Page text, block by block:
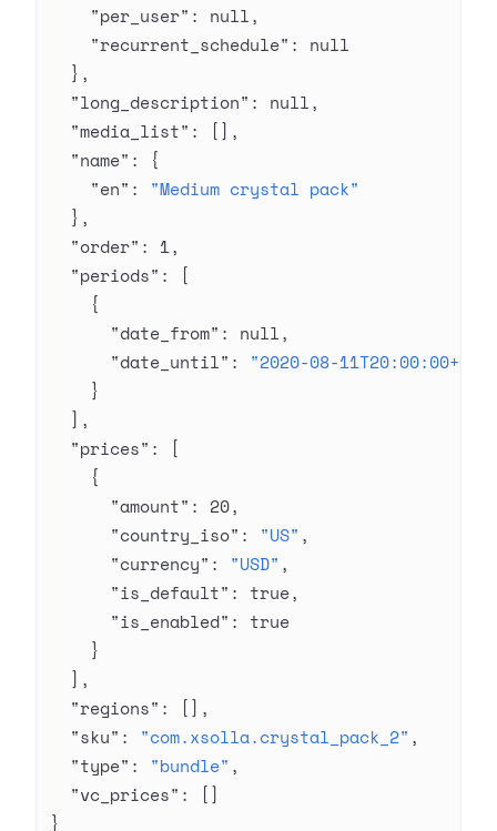
    "per_user"
: null,
    "recurrent_schedule"
: null
  },
  "long_description"
: null,
  "media_list"
: [],
  "name"
: {
    "en"
: "Medium crystal pack"
  },
  "order"
: 1,
  "periods"
: [
    {
      "date_from"
: null,
      "date_until"
: "2020-08-
    }
  ],
  "prices"
: [
    {
      "amount"
: 20,
      "country_iso"
: "US" ,
      "currency"
: "USD" ,
      "is_default"
: true,
      "is_enabled"
: true
    }
  ],
  "regions"
: [],
  "sku"
: "com.xsolla.crystal_pack_2" ,
  "type"
: "bundle" ,
  "vc_prices"
: []
}